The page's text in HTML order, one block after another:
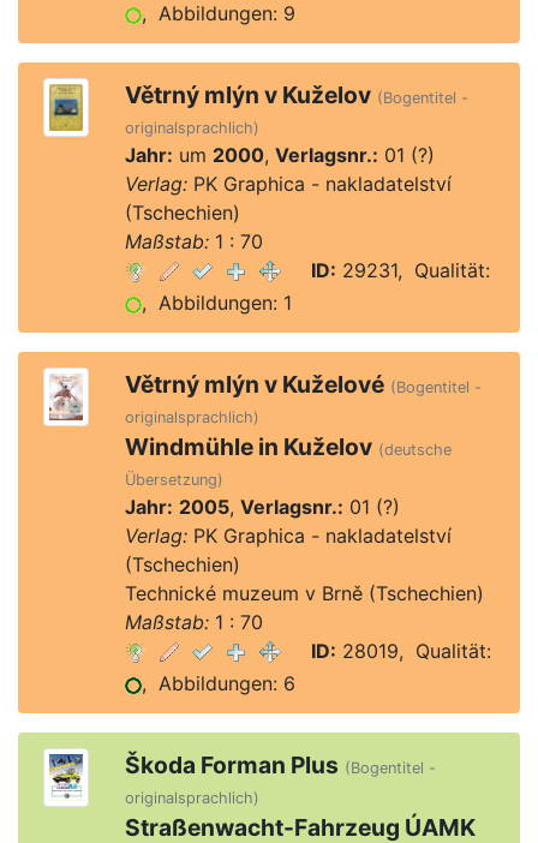
, Abbildungen: 9
Větrný mlýn v Kuželov (Bogentitel -
originalsprachlich)
Jahr: um 2000, Verlagsnr.: 01 (?)
Verlag:PK Graphica - nakladatelství
(Tschechien)
Maßstab:1 : 70
ID: 29231, Qualität:
, Abbildungen: 1
Větrný mlýn v Kuželové (Bogentitel -
originalsprachlich)
Windmühle in Kuželov (deutsche
Übersetzung)
Jahr: 2005, Verlagsnr.: 01 (?)
Verlag:PK Graphica - nakladatelství
(Tschechien)
Technické muzeum v Brně (Tschechien)
Maßstab:1 : 70
ID: 28019, Qualität:
, Abbildungen: 6
Škoda Forman Plus (Bogentitel -
originalsprachlich)
Straßenwacht-Fahrzeug ÚAMK